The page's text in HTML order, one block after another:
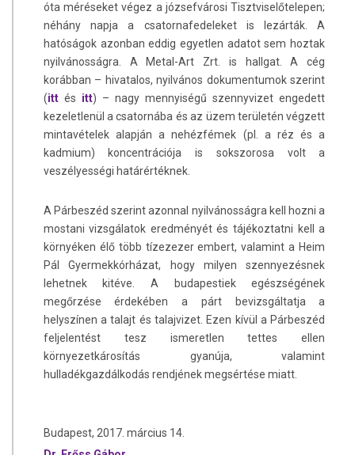
óta méréseket végez a józsefvárosi Tisztviselőtelepen;
néhány napja a csatornafedeleket is lezárták. A
hatóságok azonban eddig egyetlen adatot sem hoztak
nyilvánosságra. A Metal-Art Zrt. is hallgat. A cég
korábban – hivatalos, nyilvános dokumentumok szerint
(ittés itt) – nagy mennyiségű szennyvizet engedett
kezeletlenül a csatornába és az üzem területén végzett
mintavételek alapján a nehézfémek (pl. a réz és a
kadmium) koncentrációja is sokszorosa volt a
veszélyességi határértéknek.
A Párbeszéd szerint azonnal nyilvánosságra kell hozni a
mostani vizsgálatok eredményét és tájékoztatni kell a
környéken élő több tízezezer embert, valamint a Heim
Pál Gyermekkórházat, hogy milyen szennyezésnek
lehetnek kitéve. A budapestiek egészségének
megőrzése érdekében a párt bevizsgáltatja a
helyszínen a talajt és talajvizet. Ezen kívül a Párbeszéd
feljelentést tesz ismeretlen tettes ellen
környezetkárosítás gyanúja, valamint
hulladékgazdálkodás rendjének megsértése miatt.
Budapest, 2017. március 14.